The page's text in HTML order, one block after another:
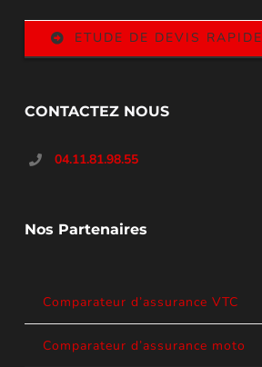
ETUDE DE DEVIS RAPIDE
CONTACTEZ NOUS
04.11.81.98.55
Nos Partenaires
Comparateur d’assurance VTC
Comparateur d’assurance moto